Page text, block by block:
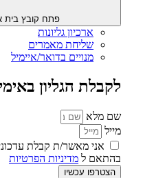
פתח קובץ בית
ארכיון גליונות
שליחת מאמרים
מנויים בדואר/איימיל
לקבלת הגליון
שם מלא
מייל
אני מאשר/ת קבלת
בהתאם ל מדיניות הפרטיות
הצטרפו עכשיו